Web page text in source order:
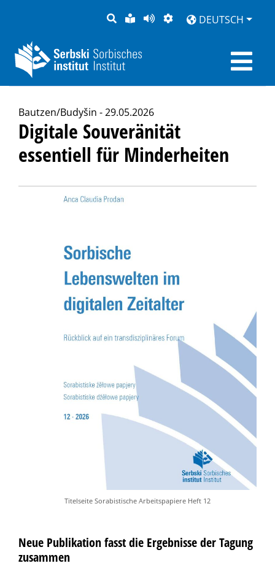
SUCHELEICHTE
SPRACHE
SEITEDARSTELLUNG
DEUTSCH
Bautzen/Budyšin - 29.05.2026
Digitale Souveränität
essentiell für Minderheiten
Titelseite Sorabistische Arbeitspapiere Heft 12
Neue Publikation fasst die Ergebnisse der Tagung
zusammen